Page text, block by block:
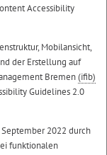
Accessibility
Mobilansicht,
der Erstellung auf
Bremen(ifib)
Guidelines 2.0
2022 durch
funktionalen